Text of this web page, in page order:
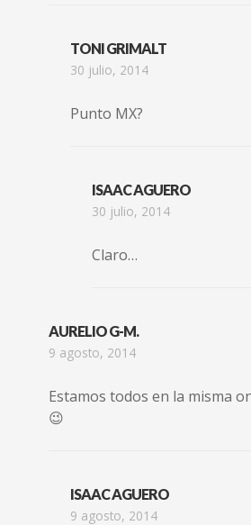
TONI GRIMALT
30 julio, 2014
Punto MX?
ISAAC AGUERO
30 julio, 2014
Claro…
AURELIO G-M.
9 agosto, 2014
Estamos todos en la misma
😉
ISAAC AGUERO
9 agosto, 2014